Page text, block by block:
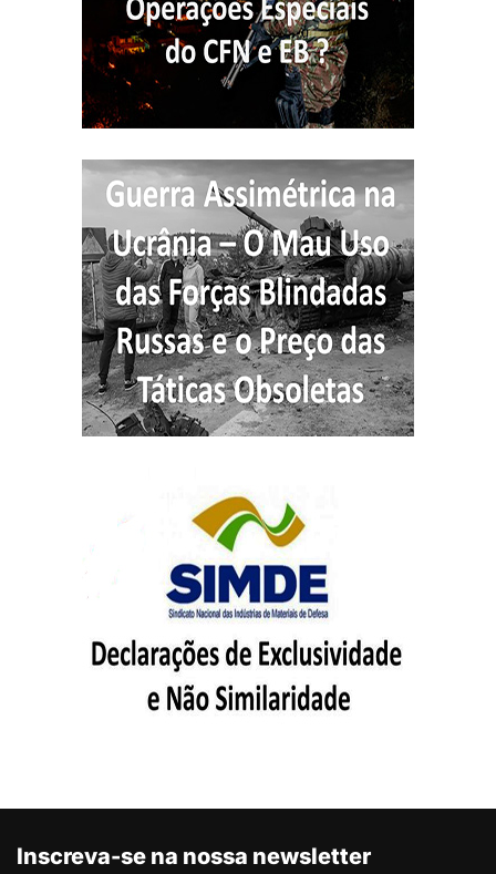
Inscreva-se na nossa newsletter